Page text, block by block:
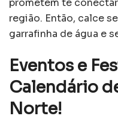
região. Então, calce
garrafinha de água e
Eventos e
Calendário
Norte!